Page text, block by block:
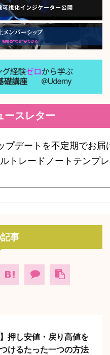
ースレター
プデートを不定期でお届
トレードノートテンプ
事
】押し安値・戻り高値を
けるたった一つの方法